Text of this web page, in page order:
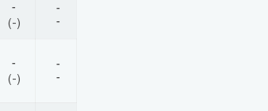
-
(-)
-
-
-
(-)
-
-